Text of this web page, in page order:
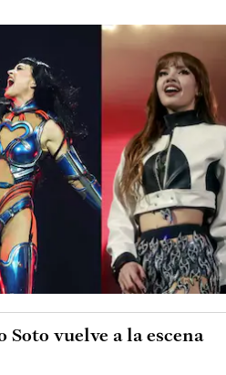
Soto vuelve a la escena